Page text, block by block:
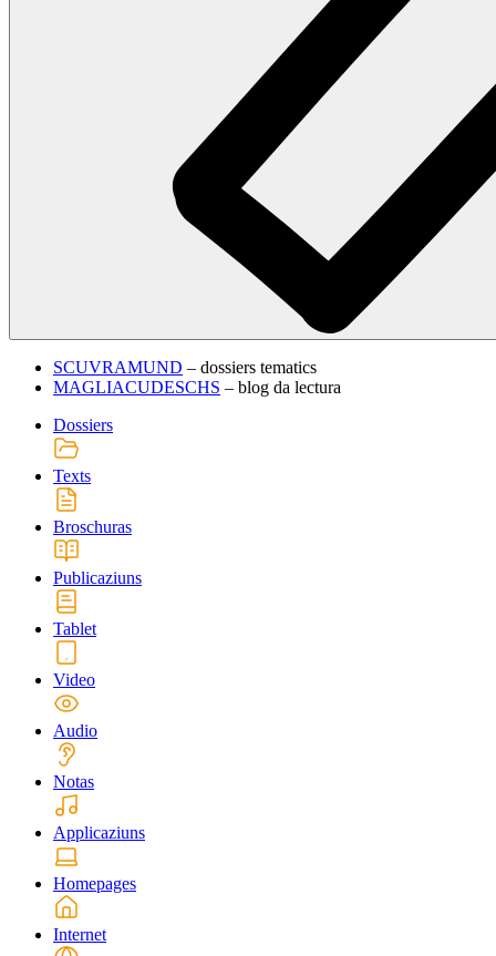
SCUVRAMUND – dossiers tematics
MAGLIACUDESCHS – blog da lectura
Dossiers
Texts
Broschuras
Publicaziuns
Tablet
Video
Audio
Notas
Applicaziuns
Homepages
Internet